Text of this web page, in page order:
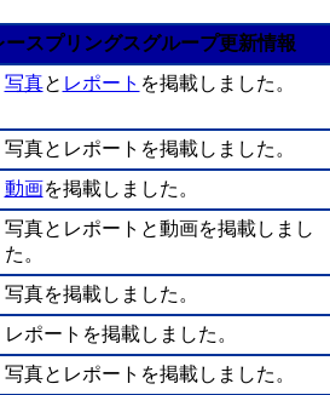
ースプリングスグループ更新情報
写真と レポート を掲載しました。
写真とレポートを掲載しました。
動画を掲載しました。
写真とレポートと動画を掲載しまし
た。
写真を掲載しました。
レポートを掲載しました。
写真とレポートを掲載しました。